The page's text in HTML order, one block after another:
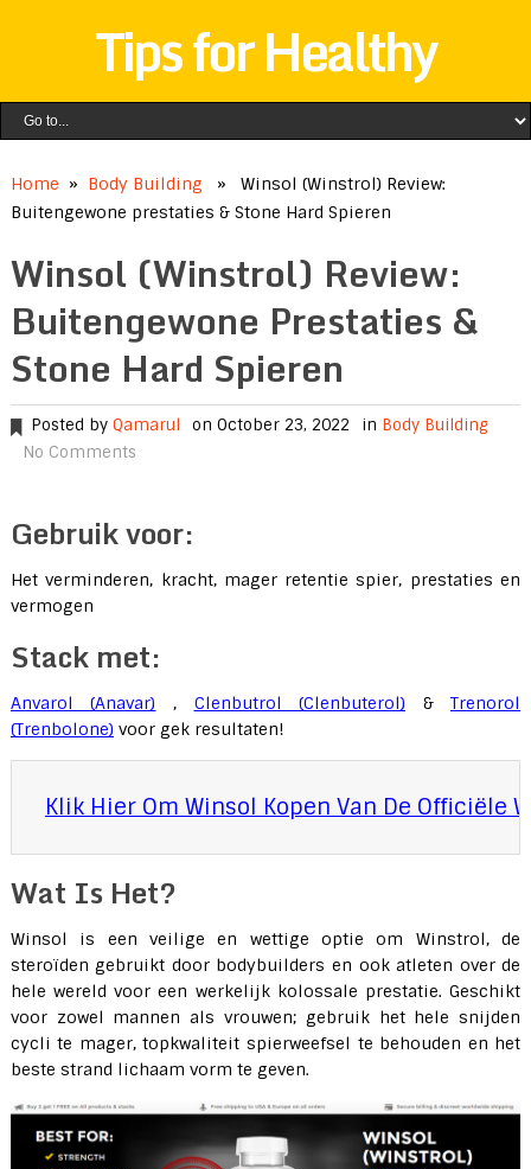
Tips for Healthy
Home » Body Building » Winsol (Winstrol) Review:
Buitengewone prestaties & Stone Hard Spieren
Winsol (Winstrol) Review:
Buitengewone Prestaties &
Stone Hard Spieren
Posted by Qamarul on October 23, 2022 in Body Building
No Comments
Gebruik voor:
Het verminderen, kracht, mager retentie spier, prestaties en
vermogen
Stack met:
Anvarol (Anavar) , Clenbutrol (Clenbuterol) &Trenorol
(Trenbolone) voor gek resultaten!
Klik Hier Om Winsol Kopen Van De Officiële
Wat Is Het?
Winsol is een veilige en wettige optie om Winstrol, de
steroïden gebruikt door bodybuilders en ook atleten over de
hele wereld voor een werkelijk kolossale prestatie. Geschikt
voor zowel mannen als vrouwen; gebruik het hele snijden
cycli te mager, topkwaliteit spierweefsel te behouden en het
beste strand lichaam vorm te geven.